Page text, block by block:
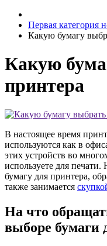
Первая категория
Какую бумагу
Какую
принтера
В настоящее время
используются как в
этих устройств во
используете для
бумагу для принтера,
также занимается
На что
выборе бумаги